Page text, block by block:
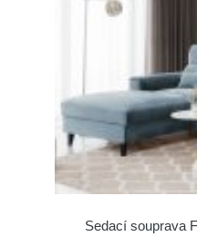
Sedací souprava